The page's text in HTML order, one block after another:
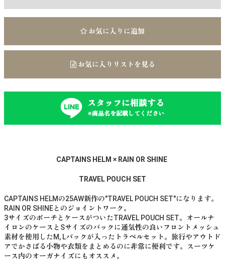
お気に入りに追加
お気に入りリストを見る
スタッフに相談する
※商品名を記載してください
CAPTAINS HELM × RAIN OR SHINE
TRAVEL POUCH SET
CAPTAINS HELMの25AW新作の"TRAVEL POUCH SET"になります。
RAIN OR SHINEとのジョイントワーク。
3サイズのポーチとケースがついたTRAVEL POUCH SET。オールナ
イロンのケースとSサイズのバックに通気性の良いフロントメッシュ
素材を使用したM, Lバックが入ったトラベルセット。旅行やアウトド
アでかさばる小物や衣類をまとめるのに非常に便利です。スーツケ
ース内のオーガナイズにもオススメ。